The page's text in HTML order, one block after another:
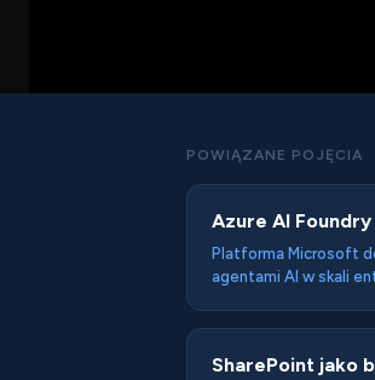
POWIĄZANE POJĘCIA
Azure AI Foundry
Platforma Microsoft
agentami AI w skali
tenant klienta). Dla
SharePoint jako